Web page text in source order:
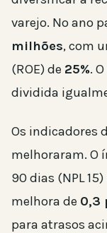
varejo. No ano
milhões, com
(ROE) de 25%.
dividida
Os indicadores
melhoraram. O
90 dias (NPL
melhora de 0,3
para atrasos